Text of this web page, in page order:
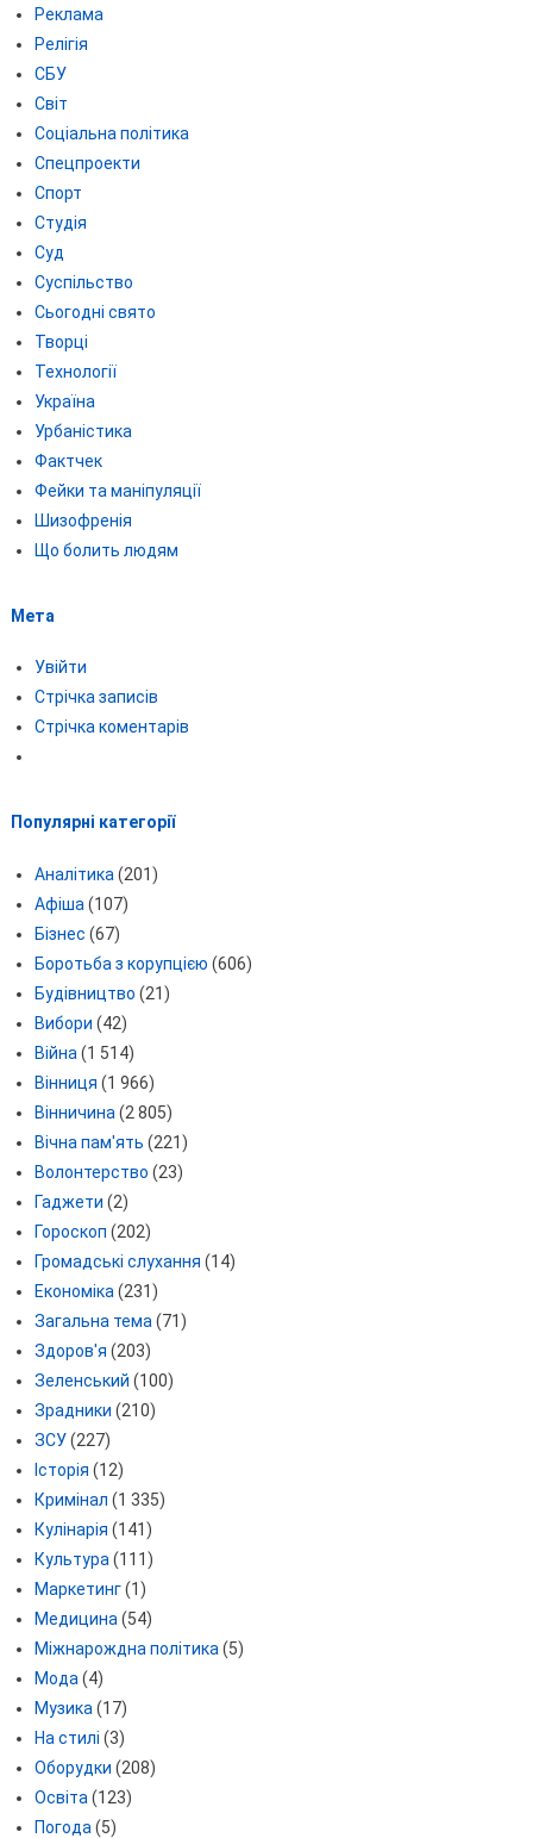
Реклама
Релігія
СБУ
Світ
Соціальна політика
Спецпроекти
Спорт
Студія
Суд
Суспільство
Сьогодні свято
Творці
Технології
Україна
Урбаністика
Фактчек
Фейки та маніпуляції
Шизофренія
Що болить людям
Мета
Увійти
Стрічка записів
Стрічка коментарів
Популярні категорії
Аналітика (201)
Афіша (107)
Бізнес (67)
Боротьба з корупцією (606)
Будівництво (21)
Вибори (42)
Війна (1 514)
Вінниця (1 966)
Вінничина (2 805)
Вічна пам'ять (221)
Волонтерство (23)
Гаджети (2)
Гороскоп (202)
Громадські слухання (14)
Економіка (231)
Загальна тема (71)
Здоров'я (203)
Зеленський (100)
Зрадники (210)
ЗСУ(227)
Історія (12)
Кримінал (1 335)
Кулінарія (141)
Культура (111)
Маркетинг(1)
Медицина (54)
Міжнарождна політика (5)
Мода (4)
Музика (17)
На стилі (3)
Оборудки (208)
Освіта (123)
Погода (5)